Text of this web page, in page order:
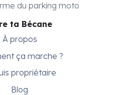
ta Bécane
À propos
ça marche ?
propriétaire
Blog
du parking moto